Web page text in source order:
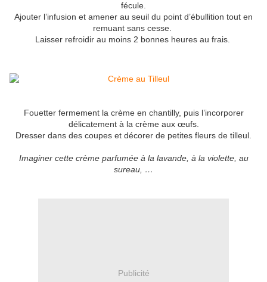
fécule.
Ajouter l’infusion et amener au seuil du point d’ébullition tout en
remuant sans cesse.
Laisser refroidir au moins 2 bonnes heures au frais.
Fouetter fermement la crème en chantilly, puis l’incorporer
délicatement à la crème aux œufs.
Dresser dans des coupes et décorer de petites fleurs de tilleul.
Imaginer cette crème parfumée à la lavande, à la violette, au
sureau, …
Publicité